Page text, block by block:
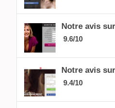
Notre avis
9.6/10
Notre avis
9.4/10